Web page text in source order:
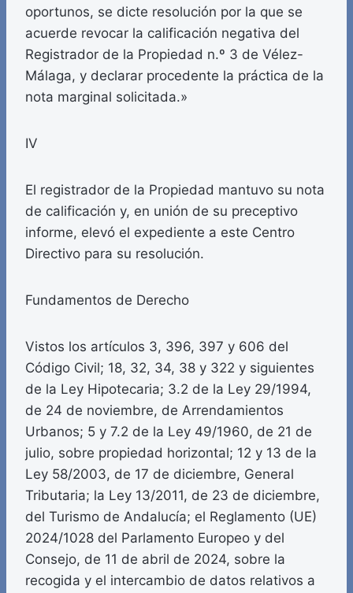
oportunos, se dicte resolución por la que se
acuerde revocar la calificación negativa del
Registrador de la Propiedad n.º 3 de Vélez-
Málaga, y declarar procedente la práctica de la
nota marginal solicitada.»
IV
El registrador de la Propiedad mantuvo su nota
de calificación y, en unión de su preceptivo
informe, elevó el expediente a este Centro
Directivo para su resolución.
Fundamentos de Derecho
Vistos los artículos 3, 396, 397 y 606 del
Código Civil; 18, 32, 34, 38 y 322 y siguientes
de la Ley Hipotecaria; 3.2 de la Ley 29/1994,
de 24 de noviembre, de Arrendamientos
Urbanos; 5 y 7.2 de la Ley 49/1960, de 21 de
julio, sobre propiedad horizontal; 12 y 13 de la
Ley 58/2003, de 17 de diciembre, General
Tributaria; la Ley 13/2011, de 23 de diciembre,
del Turismo de Andalucía; el Reglamento (UE)
2024/1028 del Parlamento Europeo y del
Consejo, de 11 de abril de 2024, sobre la
recogida y el intercambio de datos relativos a